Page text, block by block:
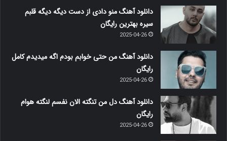
دانلود آهنگ منو دادی از دست دیگه دیگه قلبم
سیره بهترین رایگان
2025-04-26
دانلود آهنگ من حتی خوابم بودم اگه میدیدم کامل
رایگان
2025-04-26
دانلود آهنگ دل من تنگته الان نفسم لنگته هوام
رایگان
2025-04-26